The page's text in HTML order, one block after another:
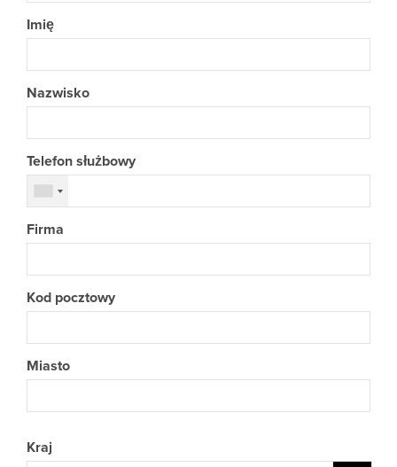
Imię
Nazwisko
Telefon służbowy
Firma
Kod pocztowy
Miasto
Kraj